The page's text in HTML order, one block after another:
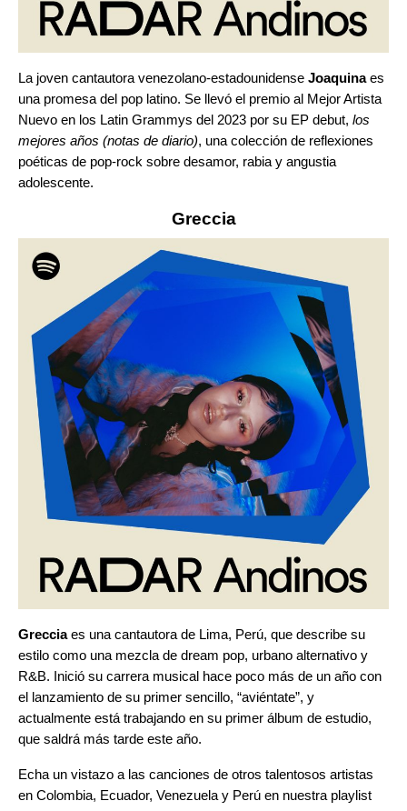
La joven cantautora venezolano-estadounidense Joaquinaes
una promesa del pop latino. Se llevó el premio al Mejor Artista
Nuevo en los Latin Grammys del 2023 por su EP debut, los
mejores años (notas de diario), una colección de reflexiones
poéticas de pop-rock sobre desamor, rabia y angustia
adolescente.
Greccia
Grecciaes una cantautora de Lima, Perú, que describe su
estilo como una mezcla de dream pop, urbano alternativo y
R&B. Inició su carrera musical hace poco más de un año con
el lanzamiento de su primer sencillo, “aviéntate”, y
actualmente está trabajando en su primer álbum de estudio,
que saldrá más tarde este año.
Echa un vistazo a las canciones de otros talentosos artistas
en Colombia, Ecuador, Venezuela y Perú en nuestra playlist